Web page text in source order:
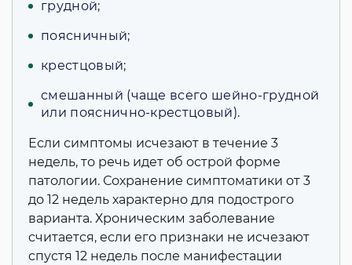
грудной;
поясничный;
крестцовый;
смешанный (чаще всего шейно-грудной
или пояснично-крестцовый).
Если симптомы исчезают в течение 3
недель, то речь идет об острой форме
патологии. Сохранение симптоматики от 3
до 12 недель характерно для подострого
варианта. Хроническим заболевание
считается, если его признаки не исчезают
спустя 12 недель после манифестации